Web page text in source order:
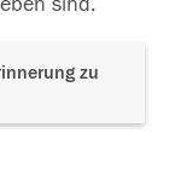
zu